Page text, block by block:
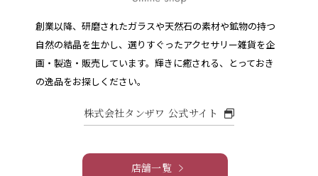
創業以降、研磨されたガラスや天然石の素材や鉱物の持つ
自然の結晶を生かし、選りすぐったアクセサリー雑貨を企
画・製造・販売しています。 輝きに癒される、とっておき
の逸品をお探しください。
株式会社タンザワ 公式サイト
店舗一覧